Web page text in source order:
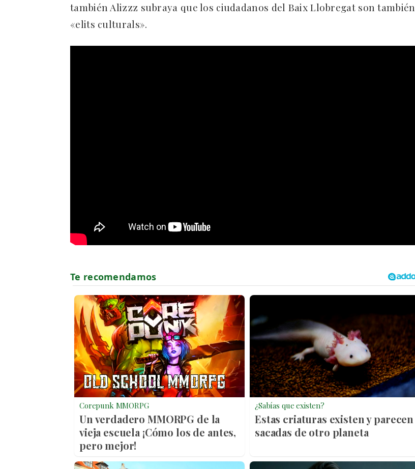
también Alizzz subraya que los ciudadanos del Baix Llobregat son también
«elits culturals».
Corepunk MMORPG
Un verdadero MMORPG de la
vieja escuela ¡Cómo los de antes,
pero mejor!
¿Sabías que existen?
Estas criaturas existen y parecen
sacadas de otro planeta